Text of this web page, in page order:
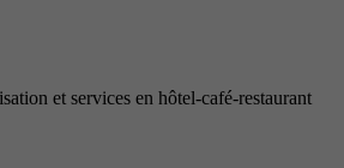
et services en hôtel-café-restaurant